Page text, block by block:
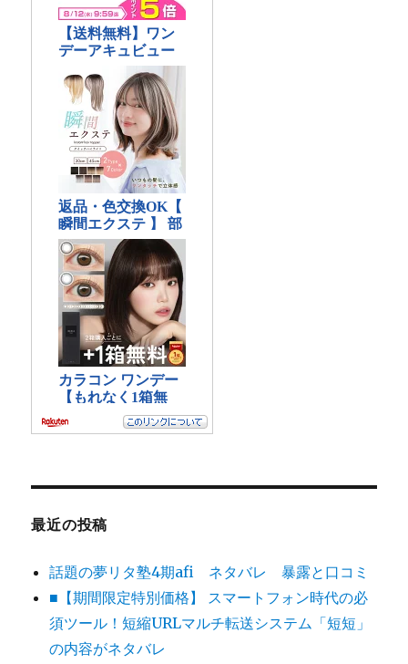
最近の投稿
話題の夢リタ塾4期afi ネタバレ 暴露と口コミ
■【期間限定特別価格】 スマートフォン時代の必
須ツール！短縮URLマルチ転送システム「短短」
の内容がネタバレ